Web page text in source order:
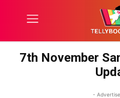
7th November
-